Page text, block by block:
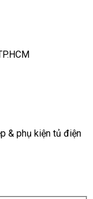
& phụ kiện tủ điện